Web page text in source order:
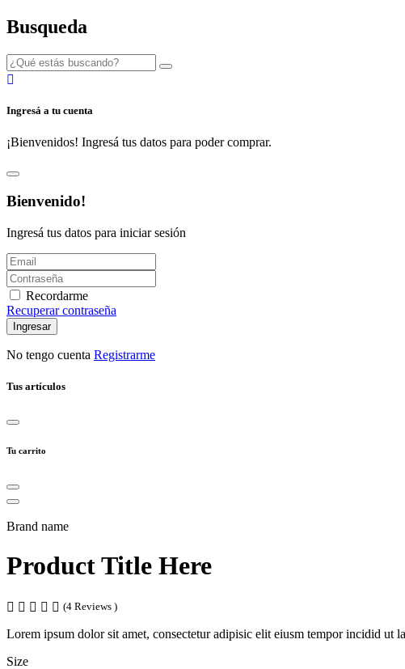
Busqueda
Ingresá a tu cuenta
¡Bienvenidos! Ingresá tus datos para poder comprar.
Bienvenido!
Ingresá tus datos para iniciar sesión
Recordarme
Recuperar contraseña
Ingresar
No tengo cuenta Registrarme
Tus artículos
Tu carrito
Brand name
Product Title Here
(4 Reviews )
Lorem ipsum dolor sit amet, consectetur adipisic elit eiusm tempor incidid
Size